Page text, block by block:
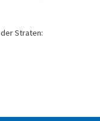
Straten: